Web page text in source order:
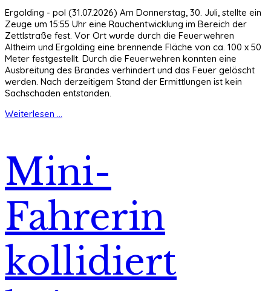
Ergolding - pol (31.07.2026) Am Donnerstag, 30. Juli, stellte ein
Zeuge um 15:55 Uhr eine Rauchentwicklung im Bereich der
Zettlstraße fest. Vor Ort wurde durch die Feuerwehren
Altheim und Ergolding eine brennende Fläche von ca. 100 x 50
Meter festgestellt. Durch die Feuerwehren konnten eine
Ausbreitung des Brandes verhindert und das Feuer gelöscht
werden. Nach derzeitigem Stand der Ermittlungen ist kein
Sachschaden entstanden.
Weiterlesen ...
Mini-
Fahrerin
kollidiert